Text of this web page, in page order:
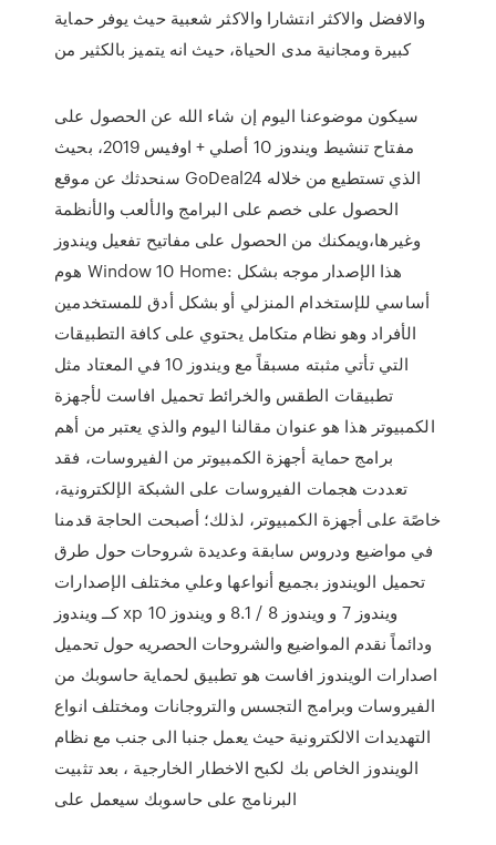
والافضل والاكثر انتشارا والاكثر شعبية حيث يوفر حماية
كبيرة ومجانية مدى الحياة، حيث انه يتميز بالكثير من
سيكون موضوعنا اليوم إن شاء الله عن الحصول على
مفتاح تنشيط ويندوز 10 أصلي + اوفيس 2019، بحيث
سنحدثك عن موقع GoDeal24 الذي تستطيع من خلاله
الحصول على خصم على البرامج والألعب والأنظمة
وغيرها،ويمكنك من الحصول على مفاتيح تفعيل ويندوز
هوم Window 10 Home: هذا الإصدار موجه بشكل
أساسي للإستخدام المنزلي أو بشكل أدق للمستخدمين
الأفراد وهو نظام متكامل يحتوي على كافة التطبيقات
التي تأتي مثبته مسبقاً مع ويندوز 10 في المعتاد مثل
تطبيقات الطقس والخرائط تحميل افاست لأجهزة
الكمبيوتر هذا هو عنوان مقالنا اليوم والذي يعتبر من أهم
برامج حماية أجهزة الكمبيوتر من الفيروسات، فقد
تعددت هجمات الفيروسات على الشبكة الإلكترونية،
خاصًة على أجهزة الكمبيوتر، لذلك؛ أصبحت الحاجة قدمنا
في مواضيع ودروس سابقة وعديدة شروحات حول طرق
تحميل الويندوز بجميع أنواعها وعلي مختلف الإصدارات
كــ ويندوز xp ويندوز 7 و ويندوز 8 / 8.1 و ويندوز 10
ودائماً نقدم المواضيع والشروحات الحصريه حول تحميل
اصدارات الويندوز افاست هو تطبيق لحماية حاسوبك من
الفيروسات وبرامج التجسس والتروجانات ومختلف انواع
التهديدات الالكترونية حيث يعمل جنبا الى جنب مع نظام
الويندوز الخاص بك لكبح الاخطار الخارجية ، بعد تثبيت
البرنامج على حاسوبك سيعمل على